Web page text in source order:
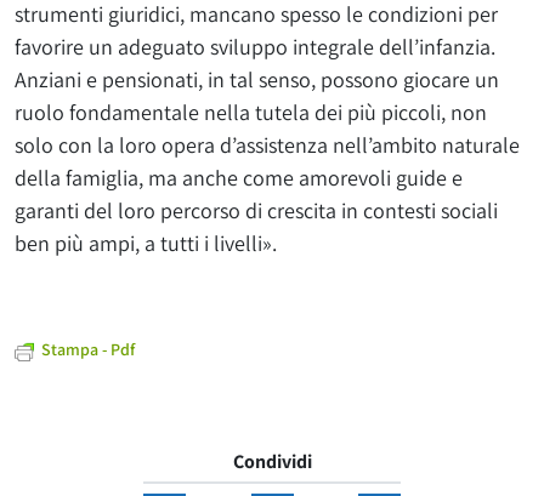
strumenti giuridici, mancano spesso le condizioni per
favorire un adeguato sviluppo integrale dell’infanzia.
Anziani e pensionati, in tal senso, possono giocare un
ruolo fondamentale nella tutela dei più piccoli, non
solo con la loro opera d’assistenza nell’ambito naturale
della famiglia, ma anche come amorevoli guide e
garanti del loro percorso di crescita in contesti sociali
ben più ampi, a tutti i livelli».
Stampa - Pdf
Condividi